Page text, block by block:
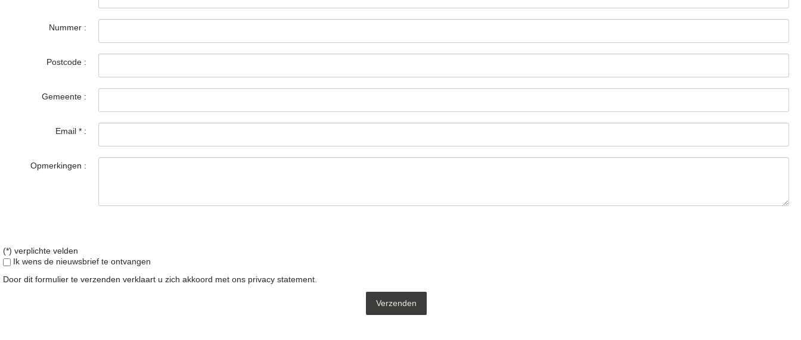
Nummer :
Postcode :
Gemeente :
Email * :
Opmerkingen :
(*) verplichte velden
Ik wens de nieuwsbrief te ontvangen
Door dit formulier te verzenden verklaart u zich akkoord met ons privacy statement
Verzenden